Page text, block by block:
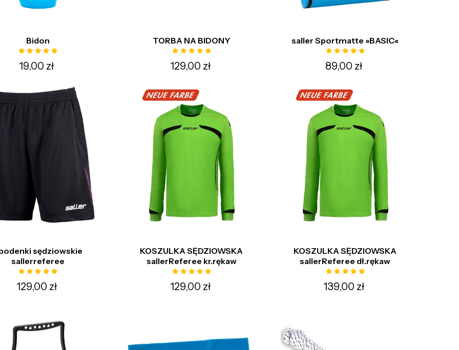
Bidon
19,00 zł
TORBA NA BIDONY
129,00 zł
saller Sportmatte »BASIC«
89,00 zł
sędziowskie
sallerreferee
129,00 zł
KOSZULKA SĘDZIOWSKA
sallerReferee kr.rękaw
129,00 zł
KOSZULKA SĘDZIOWSKA
sallerReferee dł.rękaw
139,00 zł